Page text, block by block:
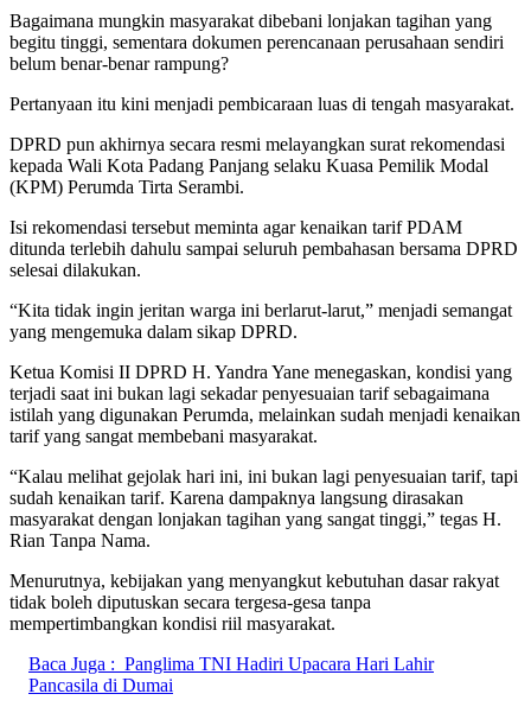
Bagaimana mungkin masyarakat dibebani lonjakan tagihan yang
begitu tinggi, sementara dokumen perencanaan perusahaan sendiri
belum benar-benar rampung?
Pertanyaan itu kini menjadi pembicaraan luas di tengah masyarakat.
DPRD pun akhirnya secara resmi melayangkan surat rekomendasi
kepada Wali Kota Padang Panjang selaku Kuasa Pemilik Modal
(KPM) Perumda Tirta Serambi.
Isi rekomendasi tersebut meminta agar kenaikan tarif PDAM
ditunda terlebih dahulu sampai seluruh pembahasan bersama DPRD
selesai dilakukan.
“Kita tidak ingin jeritan warga ini berlarut-larut,” menjadi semangat
yang mengemuka dalam sikap DPRD.
Ketua Komisi II DPRD H. Yandra Yane menegaskan, kondisi yang
terjadi saat ini bukan lagi sekadar penyesuaian tarif sebagaimana
istilah yang digunakan Perumda, melainkan sudah menjadi kenaikan
tarif yang sangat membebani masyarakat.
“Kalau melihat gejolak hari ini, ini bukan lagi penyesuaian tarif, tapi
sudah kenaikan tarif. Karena dampaknya langsung dirasakan
masyarakat dengan lonjakan tagihan yang sangat tinggi,” tegas H.
Rian Tanpa Nama.
Menurutnya, kebijakan yang menyangkut kebutuhan dasar rakyat
tidak boleh diputuskan secara tergesa-gesa tanpa
mempertimbangkan kondisi riil masyarakat.
Baca Juga : Panglima TNI Hadiri Upacara Hari Lahir
Pancasila di Dumai